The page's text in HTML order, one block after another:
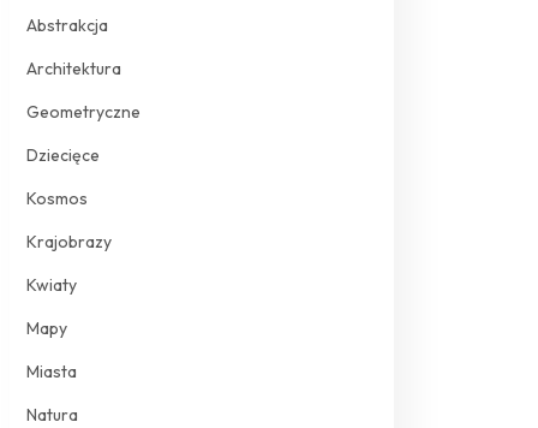
Abstrakcja
Architektura
Geometryczne
Dziecięce
Kosmos
Krajobrazy
Kwiaty
Mapy
Miasta
Natura